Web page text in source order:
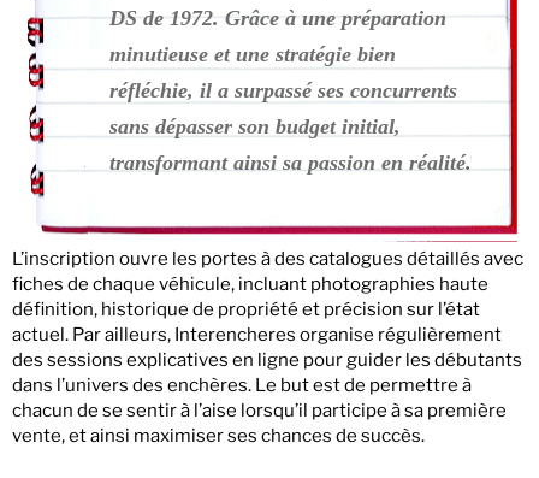
DS de 1972. Grâce à une préparation
minutieuse et une stratégie bien
réfléchie, il a surpassé ses concurrents
sans dépasser son budget initial,
transformant ainsi sa passion en réalité.
L’inscription ouvre les portes à des catalogues détaillés avec
fiches de chaque véhicule, incluant photographies haute
définition, historique de propriété et précision sur l’état
actuel. Par ailleurs, Interencheres organise régulièrement
des sessions explicatives en ligne pour guider les débutants
dans l’univers des enchères. Le but est de permettre à
chacun de se sentir à l’aise lorsqu’il participe à sa première
vente, et ainsi maximiser ses chances de succès.